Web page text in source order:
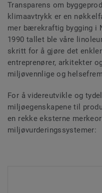
Transparens om
klimaavtrykk er en
mer bærekraftig bygging i
1990 tallet ble våre
skritt for å gjøre det
entreprenører, arkitekter
miljøvennlige og
For å videreutvikle og
miljøegenskapene til
en rekke eksterne
miljøvurderingssystemer: